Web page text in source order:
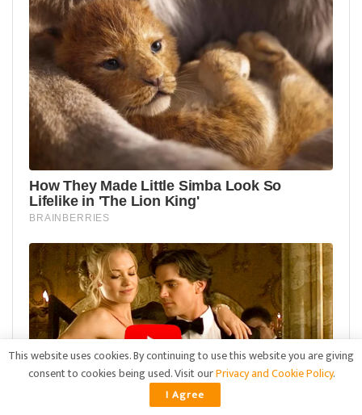
This website uses cookies. By continuing to use this website you are giving
consent to cookies being used. Visit ourPrivacy and Cookie Policy.
I Agree
ADVERTISEMENT